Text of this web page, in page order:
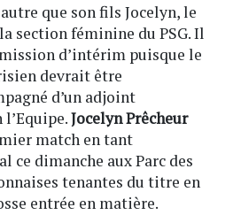
que son fils Jocelyn, le
section féminine du PSG. Il
mission d’intérim puisque le
devrait être
d’un adjoint
Jocelyn Prêcheur
match en tant
ce dimanche aux Parc des
tenantes du titre en
entrée en matière.